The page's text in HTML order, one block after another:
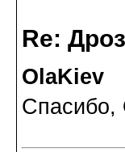
Re:
OlaKiev
Спасибо,